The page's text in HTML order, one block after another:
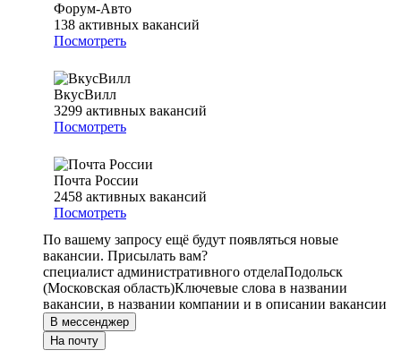
Форум-Авто
138 активных вакансий
Посмотреть
ВкусВилл
3299 активных вакансий
Посмотреть
Почта России
2458 активных вакансий
Посмотреть
По вашему запросу ещё будут появляться новые
вакансии. Присылать вам?
специалист административного отделаПодольск
(Московская область)Ключевые слова в названии
вакансии, в названии компании и в описании вакансии
В мессенджер
На почту